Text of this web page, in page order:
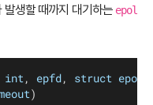
생할 때까지 대기하는 epol
int, epfd, struct
)